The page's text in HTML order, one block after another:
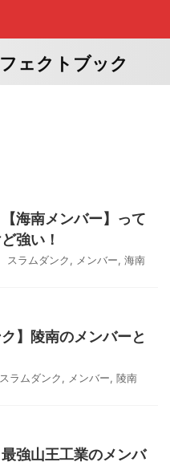
ェクトブック
海南メンバー】って
強い！
スラムダンク, メンバー, 海南
ク】陵南のメンバーと
スラムダンク, メンバー, 陵南
強山王工業のメンバ